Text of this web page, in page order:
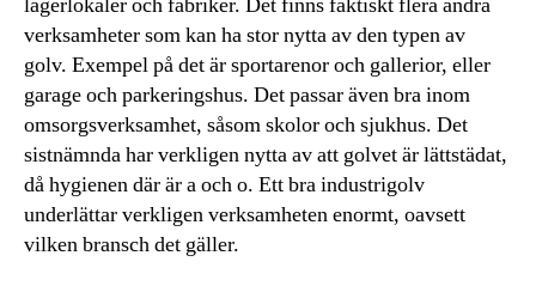
lagerlokaler och fabriker. Det finns faktiskt flera andra
verksamheter som kan ha stor nytta av den typen av
golv. Exempel på det är sportarenor och gallerior, eller
garage och parkeringshus. Det passar även bra inom
omsorgsverksamhet, såsom skolor och sjukhus. Det
sistnämnda har verkligen nytta av att golvet är lättstädat,
då hygienen där är a och o. Ett bra industrigolv
underlättar verkligen verksamheten enormt, oavsett
vilken bransch det gäller.